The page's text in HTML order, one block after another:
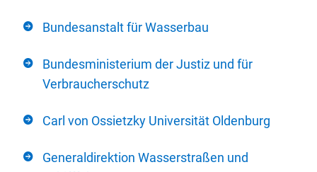
Bundesanstalt für Wasserbau
Bundesministerium der Justiz und für
Verbraucherschutz
Carl von Ossietzky Universität Oldenburg
Generaldirektion Wasserstraßen und